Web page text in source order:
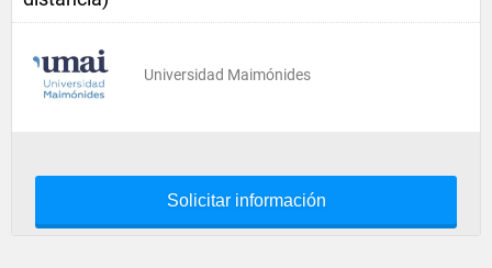
Universidad Maimónides
Solicitar información